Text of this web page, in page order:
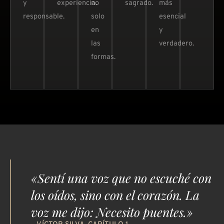
y
responsable.
experiencia.
no
solo
en
las
formas.
sagrado.
más
esencial
y
verdadero.
«Sentí una voz que no escuché con
los oídos, sino con el corazón. La
voz me dijo: Necesito puentes.»